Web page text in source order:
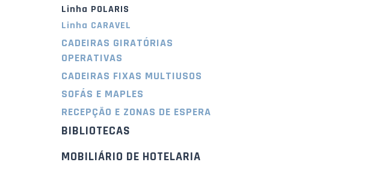
Linha POLARIS
Linha CARAVEL
CADEIRAS GIRATÓRIAS
OPERATIVAS
CADEIRAS FIXAS MULTIUSOS
SOFÁS E MAPLES
RECEPÇÃO E ZONAS DE ESPERA
BIBLIOTECAS
MOBILIÁRIO DE HOTELARIA